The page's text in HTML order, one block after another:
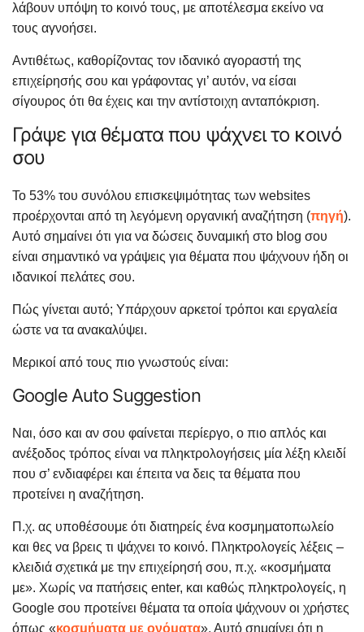
λάβουν υπόψη το κοινό τους, με αποτέλεσμα εκείνο να
τους αγνοήσει.
Αντιθέτως, καθορίζοντας τον ιδανικό αγοραστή της
επιχείρησής σου και γράφοντας γι’ αυτόν, να είσαι
σίγουρος ότι θα έχεις και την αντίστοιχη ανταπόκριση.
Γράψε για θέματα που ψάχνει το κοινό
σου
Το 53% του συνόλου επισκεψιμότητας των websites
προέρχονται από τη λεγόμενη οργανική αναζήτηση (πηγή).
Αυτό σημαίνει ότι για να δώσεις δυναμική στο blog σου
είναι σημαντικό να γράψεις για θέματα που ψάχνουν ήδη οι
ιδανικοί πελάτες σου.
Πώς γίνεται αυτό; Υπάρχουν αρκετοί τρόποι και εργαλεία
ώστε να τα ανακαλύψει.
Μερικοί από τους πιο γνωστούς είναι:
Google Auto Suggestion
Ναι, όσο και αν σου φαίνεται περίεργο, ο πιο απλός και
ανέξοδος τρόπος είναι να πληκτρολογήσεις μία λέξη κλειδί
που σ’ ενδιαφέρει και έπειτα να δεις τα θέματα που
προτείνει η αναζήτηση.
Π.χ. ας υποθέσουμε ότι διατηρείς ένα κοσμηματοπωλείο
και θες να βρεις τι ψάχνει το κοινό. Πληκτρολογείς λέξεις –
κλειδιά σχετικά με την επιχείρησή σου, π.χ. «κοσμήματα
με». Χωρίς να πατήσεις enter, και καθώς πληκτρολογείς, η
Google σου προτείνει θέματα τα οποία ψάχνουν οι χρήστες
όπως «κοσμήματα με ονόματα». Αυτό σημαίνει ότι η